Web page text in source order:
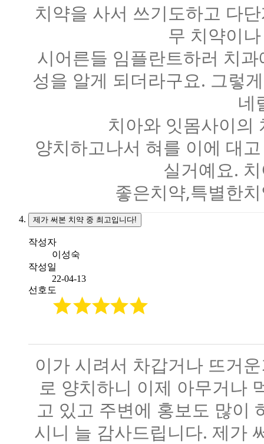
치약을 사서 쓰기도하고 다
무 치약이
시어른들 임플란트하러 치
성을 알게 되더라구요. 그렇
네
치아와 잇몸사이의
양치하고나서 혀를 이에 대
실거예요.
좋은치약,특별한
제가 써본 치약 중 최고입니다!
작성자
이성숙
작성일
22-04-13
선호도
이가 시려서 차갑거나 뜨거
로 양치하니 이제 아무거나
고 있고 주변에 홍보도 많이
시니 늘 감사드립니다. 제가